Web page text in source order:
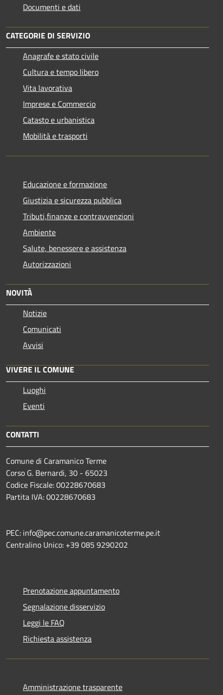
Documenti e dati
CATEGORIE DI SERVIZIO
Anagrafe e stato civile
Cultura e tempo libero
Vita lavorativa
Imprese e Commercio
Catasto e urbanistica
Mobilità e trasporti
Educazione e formazione
Giustizia e sicurezza pubblica
Tributi,finanze e contravvenzioni
Ambiente
Salute, benessere e assistenza
Autorizzazioni
NOVITÀ
Notizie
Comunicati
Avvisi
VIVERE IL COMUNE
Luoghi
Eventi
CONTATTI
Comune di Caramanico Terme
Corso G. Bernardi, 30 - 65023
Codice Fiscale: 00228670683
Partita IVA: 00228670683
PEC: info@pec.comune.caramanicoterme.pe.it
Centralino Unico: +39 085 9290202
Prenotazione appuntamento
Segnalazione disservizio
Leggi le FAQ
Richiesta assistenza
Amministrazione trasparente